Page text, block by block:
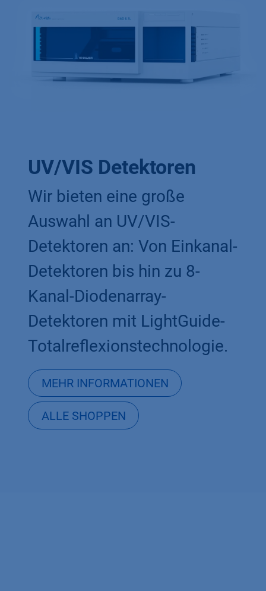
UV/VIS Detektoren
Wir bieten eine große
Auswahl an UV/VIS-
Detektoren an: Von Einkanal-
Detektoren bis hin zu 8-
Kanal-Diodenarray-
Detektoren mit LightGuide-
Totalreflexionstechnologie.​
MEHR INFORMATIONEN
ALLE SHOPPEN